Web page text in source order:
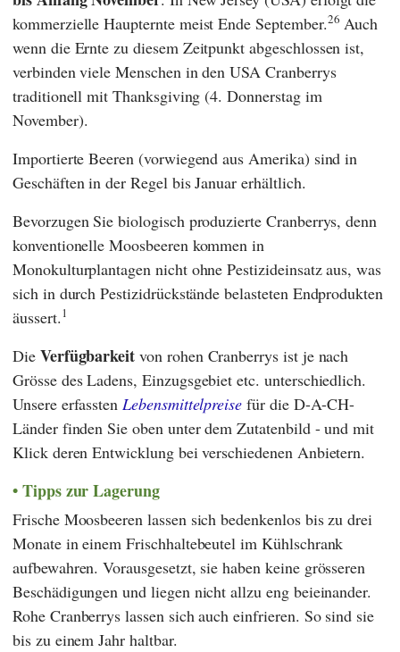
kommerzielle Haupternte meist Ende September.26 Auch
wenn die Ernte zu diesem Zeitpunkt abgeschlossen ist,
verbinden viele Menschen in den USA Cranberrys
traditionell mit Thanksgiving (4. Donnerstag im
November).
Importierte Beeren (vorwiegend aus Amerika) sind in
Geschäften in der Regel bis Januar erhältlich.
Bevorzugen Sie biologisch produzierte Cranberrys, denn
konventionelle Moosbeeren kommen in
Monokulturplantagen nicht ohne Pestizideinsatz aus, was
sich in durch Pestizidrückstände belasteten Endprodukten
äussert.1
Die Verfügbarkeitvon rohen Cranberrys ist je nach
Grösse des Ladens, Einzugsgebiet etc. unterschiedlich.
Unsere erfasstenLebensmittelpreise für die D-A-CH-
Länder finden Sie oben unter dem Zutatenbild - und mit
Klick deren Entwicklung bei verschiedenen Anbietern.
Tipps zur Lagerung
Frische Moosbeeren lassen sich bedenkenlos bis zu drei
Monate in einem Frischhaltebeutel im Kühlschrank
aufbewahren. Vorausgesetzt, sie haben keine grösseren
Beschädigungen und liegen nicht allzu eng beieinander.
Rohe Cranberrys lassen sich auch einfrieren. So sind sie
bis zu einem Jahr haltbar.